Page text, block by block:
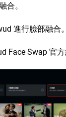
合。
進行臉部融合。
Face Swap 官